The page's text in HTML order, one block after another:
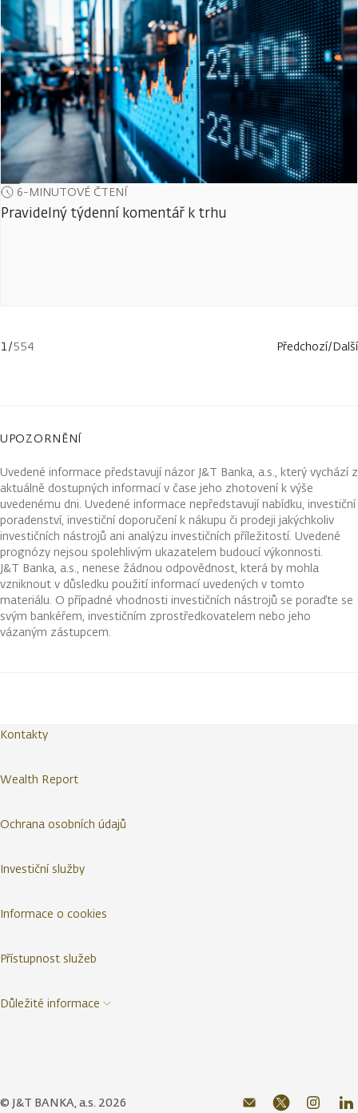
6-MINUTOVÉ ČTENÍ
Pravidelný týdenní komentář k trhu
1/554 Předchozí/Další
UPOZORNĚNÍ
Uvedené informace představují názor J&T Banka, a.s., který vychází z
aktuálně dostupných informací v čase jeho zhotovení k výše
uvedenému dni. Uvedené informace nepředstavují nabídku, investiční
poradenství, investiční doporučení k nákupu či prodeji jakýchkoliv
investičních nástrojů ani analýzu investičních příležitostí. Uvedené
prognózy nejsou spolehlivým ukazatelem budoucí výkonnosti.
J&T Banka, a.s., nenese žádnou odpovědnost, která by mohla
vzniknout v důsledku použití informací uvedených v tomto
materiálu. O případné vhodnosti investičních nástrojů se poraďte se
svým bankéřem, investičním zprostředkovatelem nebo jeho
vázaným zástupcem.
© J&T BANKA, a.s. 2026
Kontakty
Wealth Report
Ochrana osobních údajů
Investiční služby
Informace o cookies
Přístupnost služeb
Důležité informace